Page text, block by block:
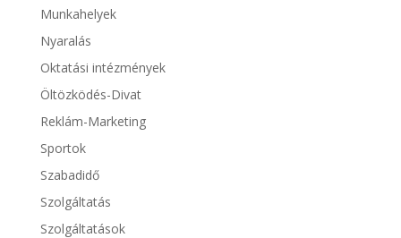
Munkahelyek
Nyaralás
Oktatási intézmények
Öltözködés-Divat
Reklám-Marketing
Sportok
Szabadidő
Szolgáltatás
Szolgáltatások